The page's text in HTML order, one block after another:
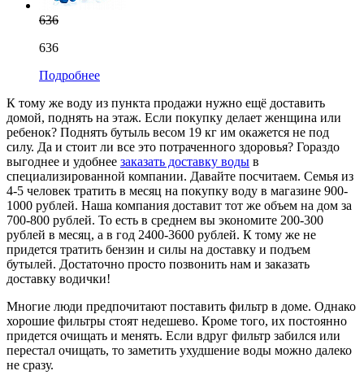
636
636
Подробнее
К тому же воду из пункта продажи нужно ещё доставить
домой, поднять на этаж. Если покупку делает женщина или
ребенок? Поднять бутыль весом 19 кг им окажется не под
силу. Да и стоит ли все это потраченного здоровья? Гораздо
выгоднее и удобнее заказать доставку воды в
специализированной компании. Давайте посчитаем. Семья из
4-5 человек тратить в месяц на покупку воду в магазине 900-
1000 рублей. Наша компания доставит тот же объем на дом за
700-800 рублей. То есть в среднем вы экономите 200-300
рублей в месяц, а в год 2400-3600 рублей. К тому же не
придется тратить бензин и силы на доставку и подъем
бутылей. Достаточно просто позвонить нам и заказать
доставку водички!
Многие люди предпочитают поставить фильтр в доме. Однако
хорошие фильтры стоят недешево. Кроме того, их постоянно
придется очищать и менять. Если вдруг фильтр забился или
перестал очищать, то заметить ухудшение воды можно далеко
не сразу.